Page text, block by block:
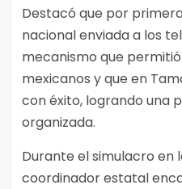
Destacó que por
nacional enviada a los
mecanismo que
mexicanos y que en
con éxito, logrando una
organizada.
Durante el simulacro en
coordinador estatal